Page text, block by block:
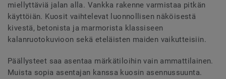
miellyttäviä jalan alla. Vankka rakenne varmistaa pitkän
käyttöiän. Kuosit vaihtelevat luonnollisen näköisestä
kivestä, betonista ja marmorista klassiseen
kalanruotokuvioon sekä eteläisten maiden vaikutteisiin.
Päällysteet saa asentaa märkätiloihin vain ammattilainen.
Muista sopia asentajan kanssa kuosin asennussuunta.